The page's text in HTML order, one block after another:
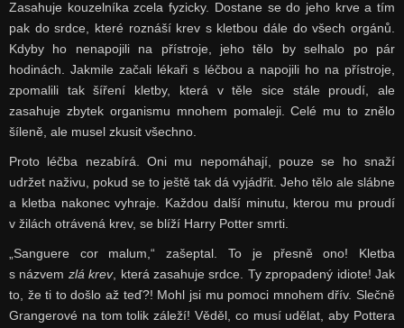
Zasahuje kouzelníka zcela fyzicky. Dostane se do jeho krve a tím
pak do srdce, které roznáší krev s kletbou dále do všech orgánů.
Kdyby ho nenapojili na přístroje, jeho tělo by selhalo po pár
hodinách. Jakmile začali lékaři s léčbou a napojili ho na přístroje,
zpomalili tak šíření kletby, která v těle sice stále proudí, ale
zasahuje zbytek organismu mnohem pomaleji. Celé mu to znělo
šíleně, ale musel zkusit všechno.
Proto léčba nezabírá. Oni mu nepomáhají, pouze se ho snaží
udržet naživu, pokud se to ještě tak dá vyjádřit. Jeho tělo ale slábne
a kletba nakonec vyhraje. Každou další minutu, kterou mu proudí
v žilách otrávená krev, se blíží Harry Potter smrti.
„Sanguere cor malum,“ zašeptal. To je přesně ono! Kletba
s názvem zlá krev, která zasahuje srdce. Ty zpropadený idiote! Jak
to, že ti to došlo až teď?! Mohl jsi mu pomoci mnohem dřív. Slečně
Grangerové na tom tolik záleží! Věděl, co musí udělat, aby Pottera